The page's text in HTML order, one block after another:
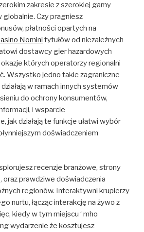
zakresie z szerokiej gamy
globalnie. Czy pragniesz
płatności opartych na
Nomini tytułów od niezależnych
dostawcy gier hazardowych
których operatorzy regionalni
Wszystko jedno takie zagraniczne
w ramach innych systemów
do ochrony konsumentów,
i wsparcie
jak działają te funkcje ułatwi wybór
doświadczeniem
recenzje branżowe, strony
oraz prawdziwe doświadczenia
regionów. Interaktywni krupierzy
nurtu, łącząc interakcję na żywo z
kiedy w tym miejscu ‘ mho
wydarzenie że kosztujesz